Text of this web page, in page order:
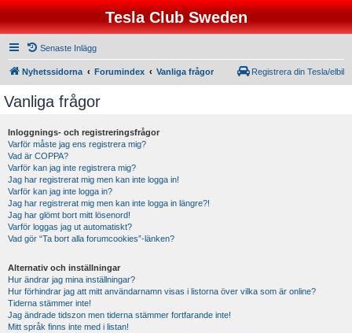
Tesla Club Sweden
Senaste Inlägg
Nyhetssidorna Forumindex Vanliga frågor Registrera din Tesla/elbil
Vanliga frågor
Inloggnings- och registreringsfrågor
Varför måste jag ens registrera mig?
Vad är COPPA?
Varför kan jag inte registrera mig?
Jag har registrerat mig men kan inte logga in!
Varför kan jag inte logga in?
Jag har registrerat mig men kan inte logga in längre?!
Jag har glömt bort mitt lösenord!
Varför loggas jag ut automatiskt?
Vad gör “Ta bort alla forumcookies”-länken?
Alternativ och inställningar
Hur ändrar jag mina inställningar?
Hur förhindrar jag att mitt användarnamn visas i listorna över vilka som är online?
Tiderna stämmer inte!
Jag ändrade tidszon men tiderna stämmer fortfarande inte!
Mitt språk finns inte med i listan!